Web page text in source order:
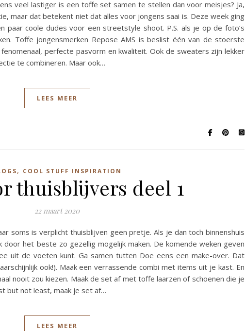
veel lastiger is een toffe set samen te stellen dan voor meisjes? Ja,
maar dat betekent niet dat alles voor jongens saai is. Deze week ging
paar coole dudes voor een streetstyle shoot. P.S. als je op de foto’s
Toffe jongensmerken Repose AMS is beslist één van de stoerste
perfecte pasvorm en kwaliteit. Ook de sweaters zijn lekker
te combineren. Maar ook…
LEES MEER
, COOL STUFF INSPIRATION
thuisblijvers deel 1
22 maart 2020
soms is verplicht thuisblijven geen pretje. Als je dan toch binnenshuis
het beste zo gezellig mogelijk maken. De komende weken geven
uit de voeten kunt. Ga samen tutten Doe eens een make-over. Dat
ook!). Maak een verrassende combi met items uit je kast. En
nooit zou kiezen. Maak de set af met toffe laarzen of schoenen die je
but not least, maak je set af…
LEES MEER